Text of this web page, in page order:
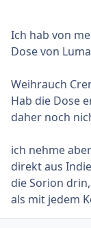
Ich hab von
Dose von
Weihrauch
Hab die Dose
daher noch
ich nehme
direkt aus
die Sorion
als mit jedem